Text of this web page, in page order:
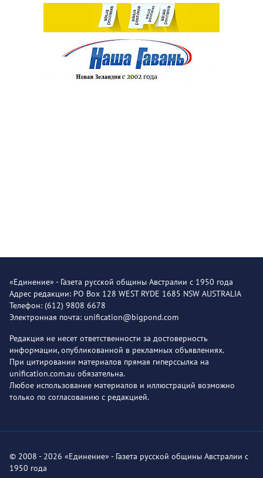
«Единение» - Газета русской общины Австралии с 1950 года
Адрес редакции: PO Box 128 WEST RYDE 1685 NSW AUSTRALIA
Телефон: (612) 9808 6678
Электронная почта: unification@bigpond.com
Редакция не несет ответственности за достоверность
информации, опубликованной в рекламных объявлениях.
При цитировании материалов прямая гиперссылка на
unification.com.au обязательна.
Любое использование материалов и иллюстраций возможно
только по согласованию с редакцией.
© 2008 - 2026 «Единение» - Газета русской общины Австралии с
1950 года